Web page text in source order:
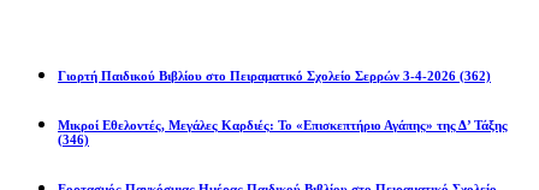
Γιορτή Παιδικού Βιβλίου στο Πειραματικό Σχολείο Σερρών 3-4-2026 (362)
Μικροί Εθελοντές, Μεγάλες Καρδιές: Το «Επισκεπτήριο Αγάπης» της Δ’ Τάξης
(346)